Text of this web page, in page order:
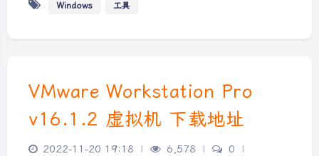
Windows 工具
VMware Workstation Pro
v16.1.2 虚拟机 下载地址
2022-11-20 19:18 | 6,578 | 0
|